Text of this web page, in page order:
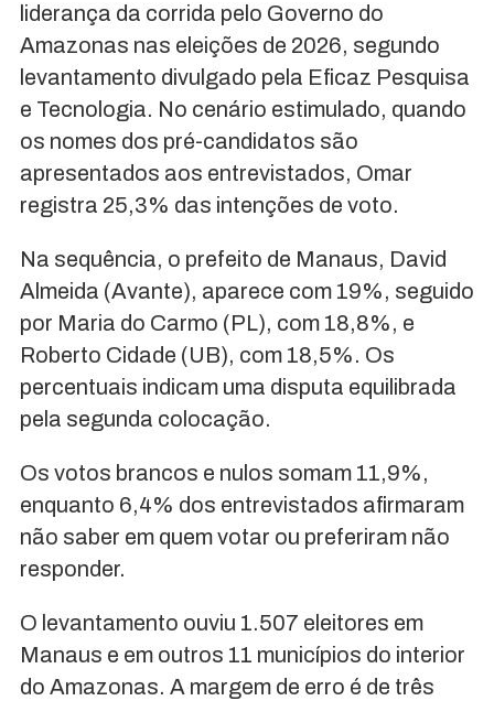
liderança da corrida pelo Governo do
Amazonas nas eleições de 2026, segundo
levantamento divulgado pela Eficaz Pesquisa
e Tecnologia. No cenário estimulado, quando
os nomes dos pré-candidatos são
apresentados aos entrevistados, Omar
registra 25,3% das intenções de voto.
Na sequência, o prefeito de Manaus, David
Almeida (Avante), aparece com 19%, seguido
por Maria do Carmo (PL), com 18,8%, e
Roberto Cidade (UB), com 18,5%. Os
percentuais indicam uma disputa equilibrada
pela segunda colocação.
Os votos brancos e nulos somam 11,9%,
enquanto 6,4% dos entrevistados afirmaram
não saber em quem votar ou preferiram não
responder.
O levantamento ouviu 1.507 eleitores em
Manaus e em outros 11 municípios do interior
do Amazonas. A margem de erro é de três